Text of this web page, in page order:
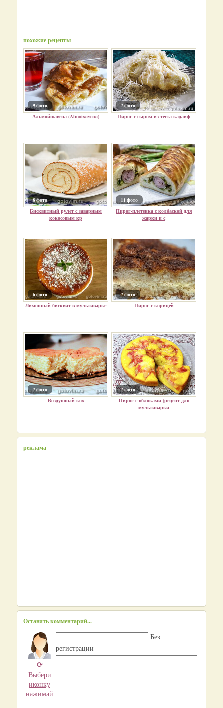
похожие рецепты
9 фото
Альмойшавена (Almoixavena)
7 фото
Пирог с сыром из теста кадаиф
8 фото
Бисквитный рулет с заварным
кокосовым кр
11 фото
Пирог-плетенка с колбаской для
жарки и с
6 фото
Лимонный бисквит в мультиварке
7 фото
Пирог с корицей
7 фото
Воздушный кох
7 фото
Пирог с яблоками (рецепт для
мультиварки
реклама
Оставить комментарий...
⟳
Выбери
иконку
нажимай
Без
регистрации